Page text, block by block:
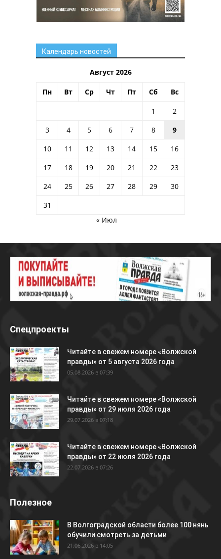
Календарь новостей
Август 2026
Пн Вт Ср Чт Пт Сб Вс
1
2
3
4 5 6 7 8
9
10
11 12 13 14 15
16
17
18 19 20 21 22
23
24
25 26 27 28 29
30
31
« Июл
Спецпроекты
Читайте в свежем номере «Волжской
правды» от 5 августа 2026 года
05.08.2026 в 07:39
Читайте в свежем номере «Волжской
правды» от 29 июля 2026 года
29.07.2026 в 07:18
Читайте в свежем номере «Волжской
правды» от 22 июля 2026 года
22.07.2026 в 07:26
Полезное
В Волгоградской области более 100 нянь
обучили смотреть за детьми
21.06.2026 в 14:05